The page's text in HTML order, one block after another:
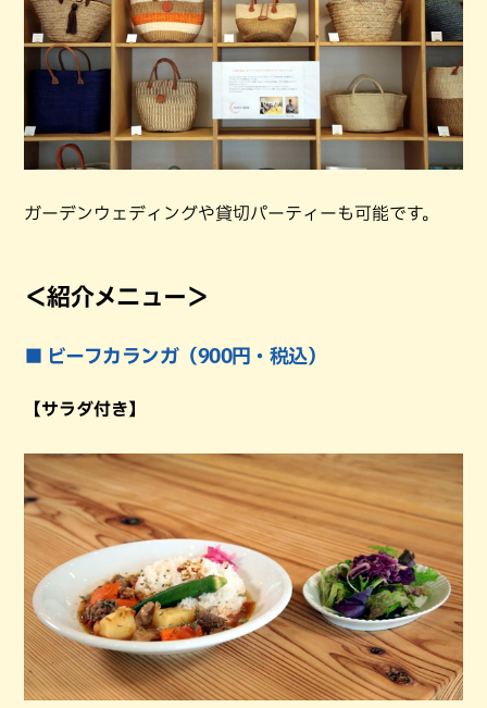
ガーデンウェディングや貸切パーティーも可能です。
＜紹介メニュー＞
■ ビーフカランガ（900円・税込）
【サラダ付き】